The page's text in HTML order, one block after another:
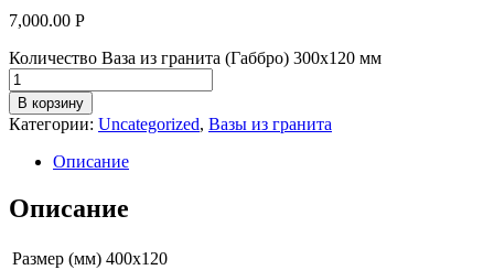
7,000.00 Р
Количество Ваза из гранита (Габбро) 300х120 мм
В корзину
Категории: Uncategorized, Вазы из гранита
Описание
Описание
Размер (мм) 400х120